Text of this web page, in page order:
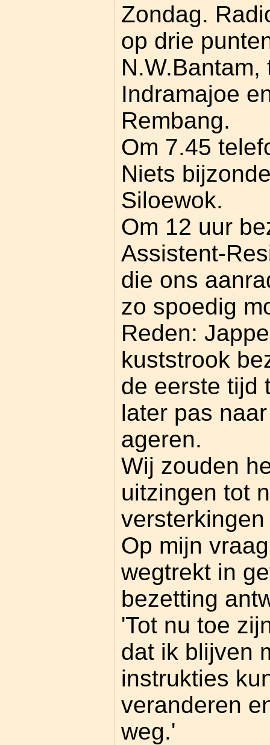
Zondag.
op drie
Indramajoe
Rembang.
Om 7.45
Niets
Siloewok.
Om 12 uur
Assistent-
die ons
zo spoedig
Reden:
kuststrook
de eerste tijd
later pas
ageren.
Wij zouden
uitzingen tot
Op mijn
wegtrekt in
bezetting
'Tot nu toe
dat ik blijven
instrukties
veranderen
weg.'